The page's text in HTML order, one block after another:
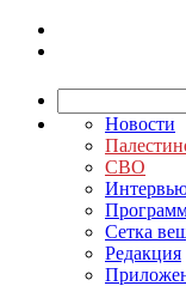
Новости
СВО
Сетка
Редакция